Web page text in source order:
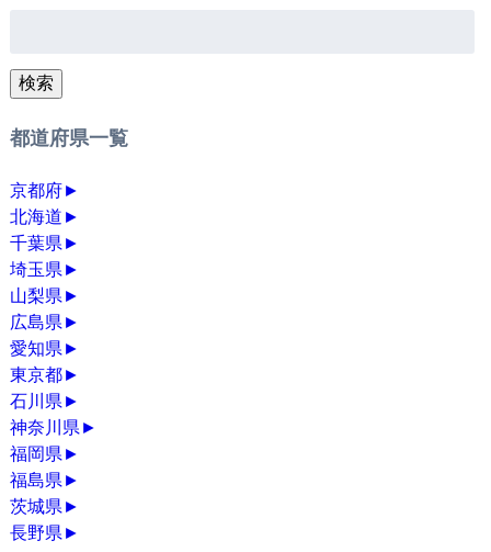
検索
都道府県一覧
京都府►
北海道 ►
千葉県►
埼玉県►
山梨県►
広島県►
愛知県►
東京都►
石川県►
神奈川県►
福岡県►
福島県►
茨城県►
長野県►